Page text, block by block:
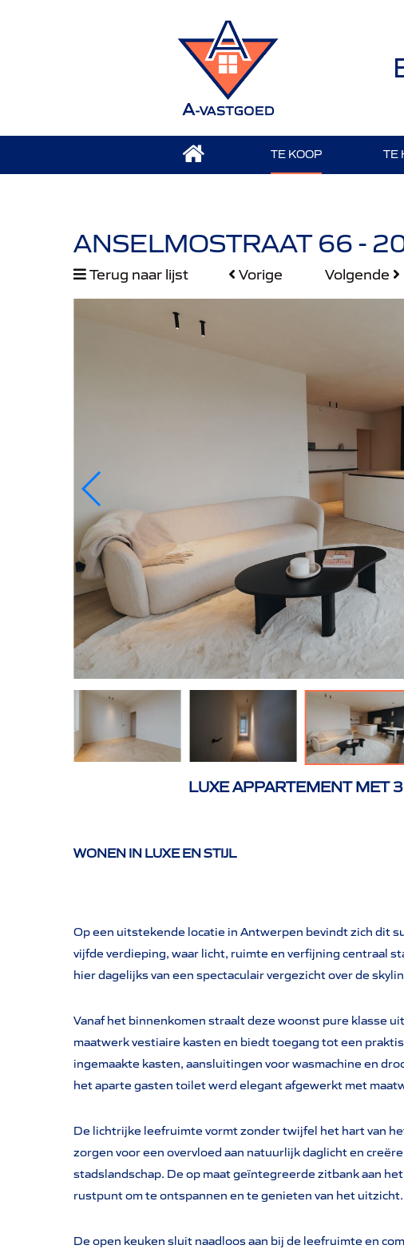
TE KOOP TE
ANSELMOSTRAAT 66 -
Terug naar lijst Vorige Volgende
LUXE APPARTEMENT MET
WONEN IN LUXE EN STIJL
Op een uitstekende locatie in Antwerpen bevindt zich dit
vijfde verdieping, waar licht, ruimte en verfijning centraal
hier dagelijks van een spectaculair vergezicht over de
Vanaf het binnenkomen straalt deze woonst pure klasse
maatwerk vestiaire kasten en biedt toegang tot een
ingemaakte kasten, aansluitingen voor wasmachine en
het aparte gasten toilet werd elegant afgewerkt met
De lichtrijke leefruimte vormt zonder twijfel het hart van
zorgen voor een overvloed aan natuurlijk daglicht en
stadslandschap. De op maat geïntegreerde zitbank aan
rustpunt om te ontspannen en te genieten van het uitzicht.
De open keuken sluit naadloos aan bij de leefruimte en